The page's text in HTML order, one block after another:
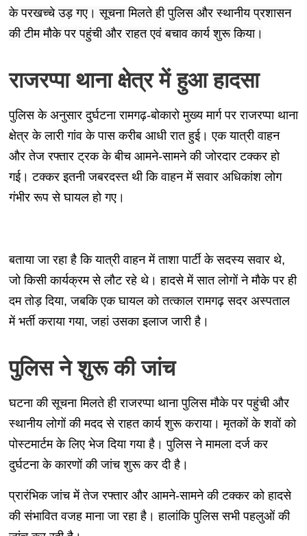
के परखच्चे उड़ गए। सूचना मिलते ही पुलिस और स्थानीय प्रशासन
की टीम मौके पर पहुंची और राहत एवं बचाव कार्य शुरू किया।
राजरप्पा थाना क्षेत्र में हुआ हादसा
पुलिस के अनुसार दुर्घटना रामगढ़-बोकारो मुख्य मार्ग पर राजरप्पा थाना
क्षेत्र के लारी गांव के पास करीब आधी रात हुई। एक यात्री वाहन
और तेज रफ्तार ट्रक के बीच आमने-सामने की जोरदार टक्कर हो
गई। टक्कर इतनी जबरदस्त थी कि वाहन में सवार अधिकांश लोग
गंभीर रूप से घायल हो गए।
बताया जा रहा है कि यात्री वाहन में ताशा पार्टी के सदस्य सवार थे,
जो किसी कार्यक्रम से लौट रहे थे। हादसे में सात लोगों ने मौके पर ही
दम तोड़ दिया, जबकि एक घायल को तत्काल रामगढ़ सदर अस्पताल
में भर्ती कराया गया, जहां उसका इलाज जारी है।
पुलिस ने शुरू की जांच
घटना की सूचना मिलते ही राजरप्पा थाना पुलिस मौके पर पहुंची और
स्थानीय लोगों की मदद से राहत कार्य शुरू कराया। मृतकों के शवों को
पोस्टमार्टम के लिए भेज दिया गया है। पुलिस ने मामला दर्ज कर
दुर्घटना के कारणों की जांच शुरू कर दी है।
प्रारंभिक जांच में तेज रफ्तार और आमने-सामने की टक्कर को हादसे
की संभावित वजह माना जा रहा है। हालांकि पुलिस सभी पहलुओं की